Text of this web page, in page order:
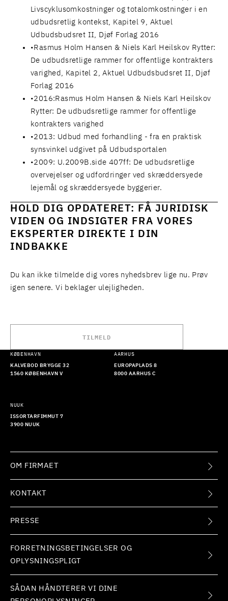
Livscyklusomkostninger og totalomkostninger i en
udbudsretlig kontekst, Kapitel 9, Aktuel
Udbudsbudsret II, Djøf Forlag 2016
Rasmus Holm Hansen & Niels Karl Heilskov Rytter:
De udbudsretlige rammer for offentlige kontrakters
varighed, Kapitel 2, Aktuel Udbudsbudsret II, Djøf
Forlag 2016
2016:Rasmus Holm Hansen & Niels Karl Heilskov
Rytter: De udbudsretlige rammer for offentlige
kontrakters varighed
2013: Udbud med forhandling - fra en praktisk
synsvinkel udgivet på Udbudsportalen
2009: U.2009B.side 407ff: De udbudsretlige
overvejelser og udfordringer ved skræddersyede
lejemål og skræddersyede byggerier.
HOLD DIG OPDATERET: FÅ JURIDISK
VIDEN OG INDSIGTER FRA VORES
EKSPERTER DIREKTE I DIN
INDBAKKE
Du kan ikke tilmelde dig vores nyhedsbrev lige nu. Prøv
igen senere. Vi beklager ulejligheden.
TILMELD
KØBENHAVN
KALVEBOD BRYGGE 32
1560 KØBENHAVN V
AARHUS
EUROPAPLADS 8
8000 AARHUS C
NUUK
ISSORTARFIMMUT 7
3900 NUUK
OM FIRMAET
KONTAKT
PRESSE
FORRETNINGSBETINGELSER OG
OPLYSNINGSPLIGT
SÅDAN HÅNDTERER VI DINE